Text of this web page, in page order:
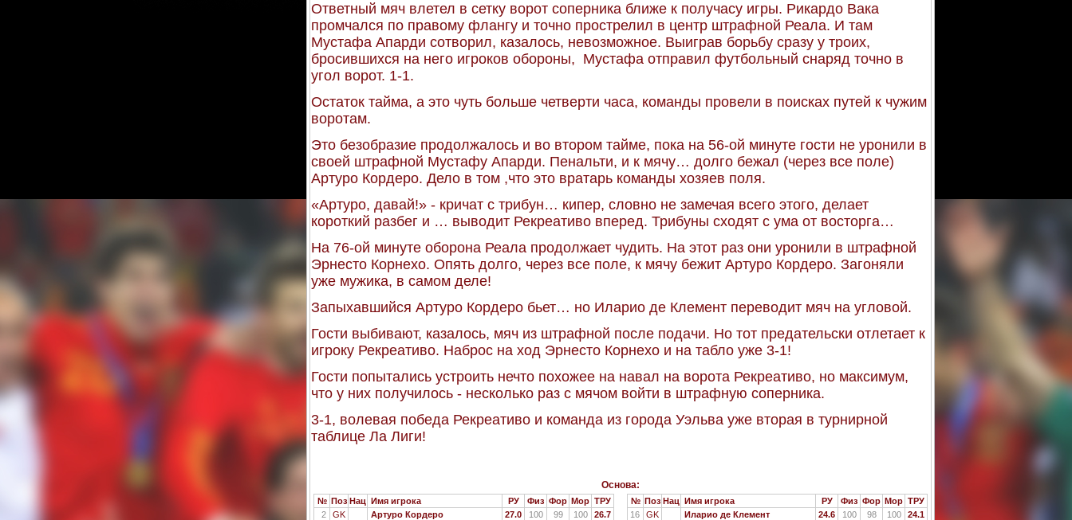
Ответный мяч влетел в сетку ворот соперника ближе к получасу игры. Рикардо Вака
промчался по правому флангу и точно прострелил в центр штрафной Реала. И там
Мустафа Апарди сотворил, казалось, невозможное. Выиграв борьбу сразу у троих,
бросившихся на него игроков обороны, Мустафа отправил футбольный снаряд точно в
угол ворот. 1-1.
Остаток тайма, а это чуть больше четверти часа, команды провели в поисках путей к чужим
воротам.
Это безобразие продолжалось и во втором тайме, пока на 56-ой минуте гости не уронили в
своей штрафной Мустафу Апарди. Пенальти, и к мячу… долго бежал (через все поле)
Артуро Кордеро. Дело в том ,что это вратарь команды хозяев поля.
«Артуро, давай!» - кричат с трибун… кипер, словно не замечая всего этого, делает
короткий разбег и … выводит Рекреативо вперед. Трибуны сходят с ума от восторга…
На 76-ой минуте оборона Реала продолжает чудить. На этот раз они уронили в штрафной
Эрнесто Корнехо. Опять долго, через все поле, к мячу бежит Артуро Кордеро. Загоняли
уже мужика, в самом деле!
Запыхавшийся Артуро Кордеро бьет… но Иларио де Клемент переводит мяч на угловой.
Гости выбивают, казалось, мяч из штрафной после подачи. Но тот предательски отлетает к
игроку Рекреативо. Наброс на ход Эрнесто Корнехо и на табло уже 3-1!
Гости попытались устроить нечто похожее на навал на ворота Рекреативо, но максимум,
что у них получилось - несколько раз с мячом войти в штрафную соперника.
3-1, волевая победа Рекреативо и команда из города Уэльва уже вторая в турнирной
таблице Ла Лиги!
Основа:
№ Поз Нац Имя игрока РУ Физ Фор Мор ТРУ
2
GK Артуро Кордеро 27.0 100 99 100
26.7
№ Поз Нац Имя игрока РУ Физ Фор Мор ТРУ
16
GK Иларио де Клемент 24.6 100 98 100
24.1